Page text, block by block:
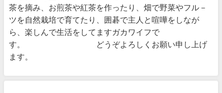
茶を摘み、お煎茶や紅茶を作ったり、畑で野菜やフル－
ツを自然栽培で育てたり、囲碁で主人と喧嘩をしなが
ら、楽しんで生活をしてますガカワイフで
す。 どうぞよろしくお願い申し上げ
ます。